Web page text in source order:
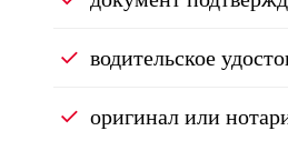
водительское
оригинал или